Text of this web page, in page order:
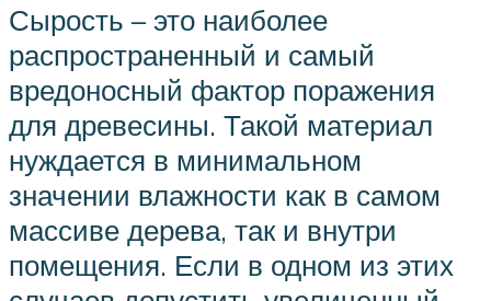
Сырость – это наиболее
распространенный и самый
вредоносный фактор поражения
для древесины. Такой материал
нуждается в минимальном
значении влажности как в самом
массиве дерева, так и внутри
помещения. Если в одном из этих